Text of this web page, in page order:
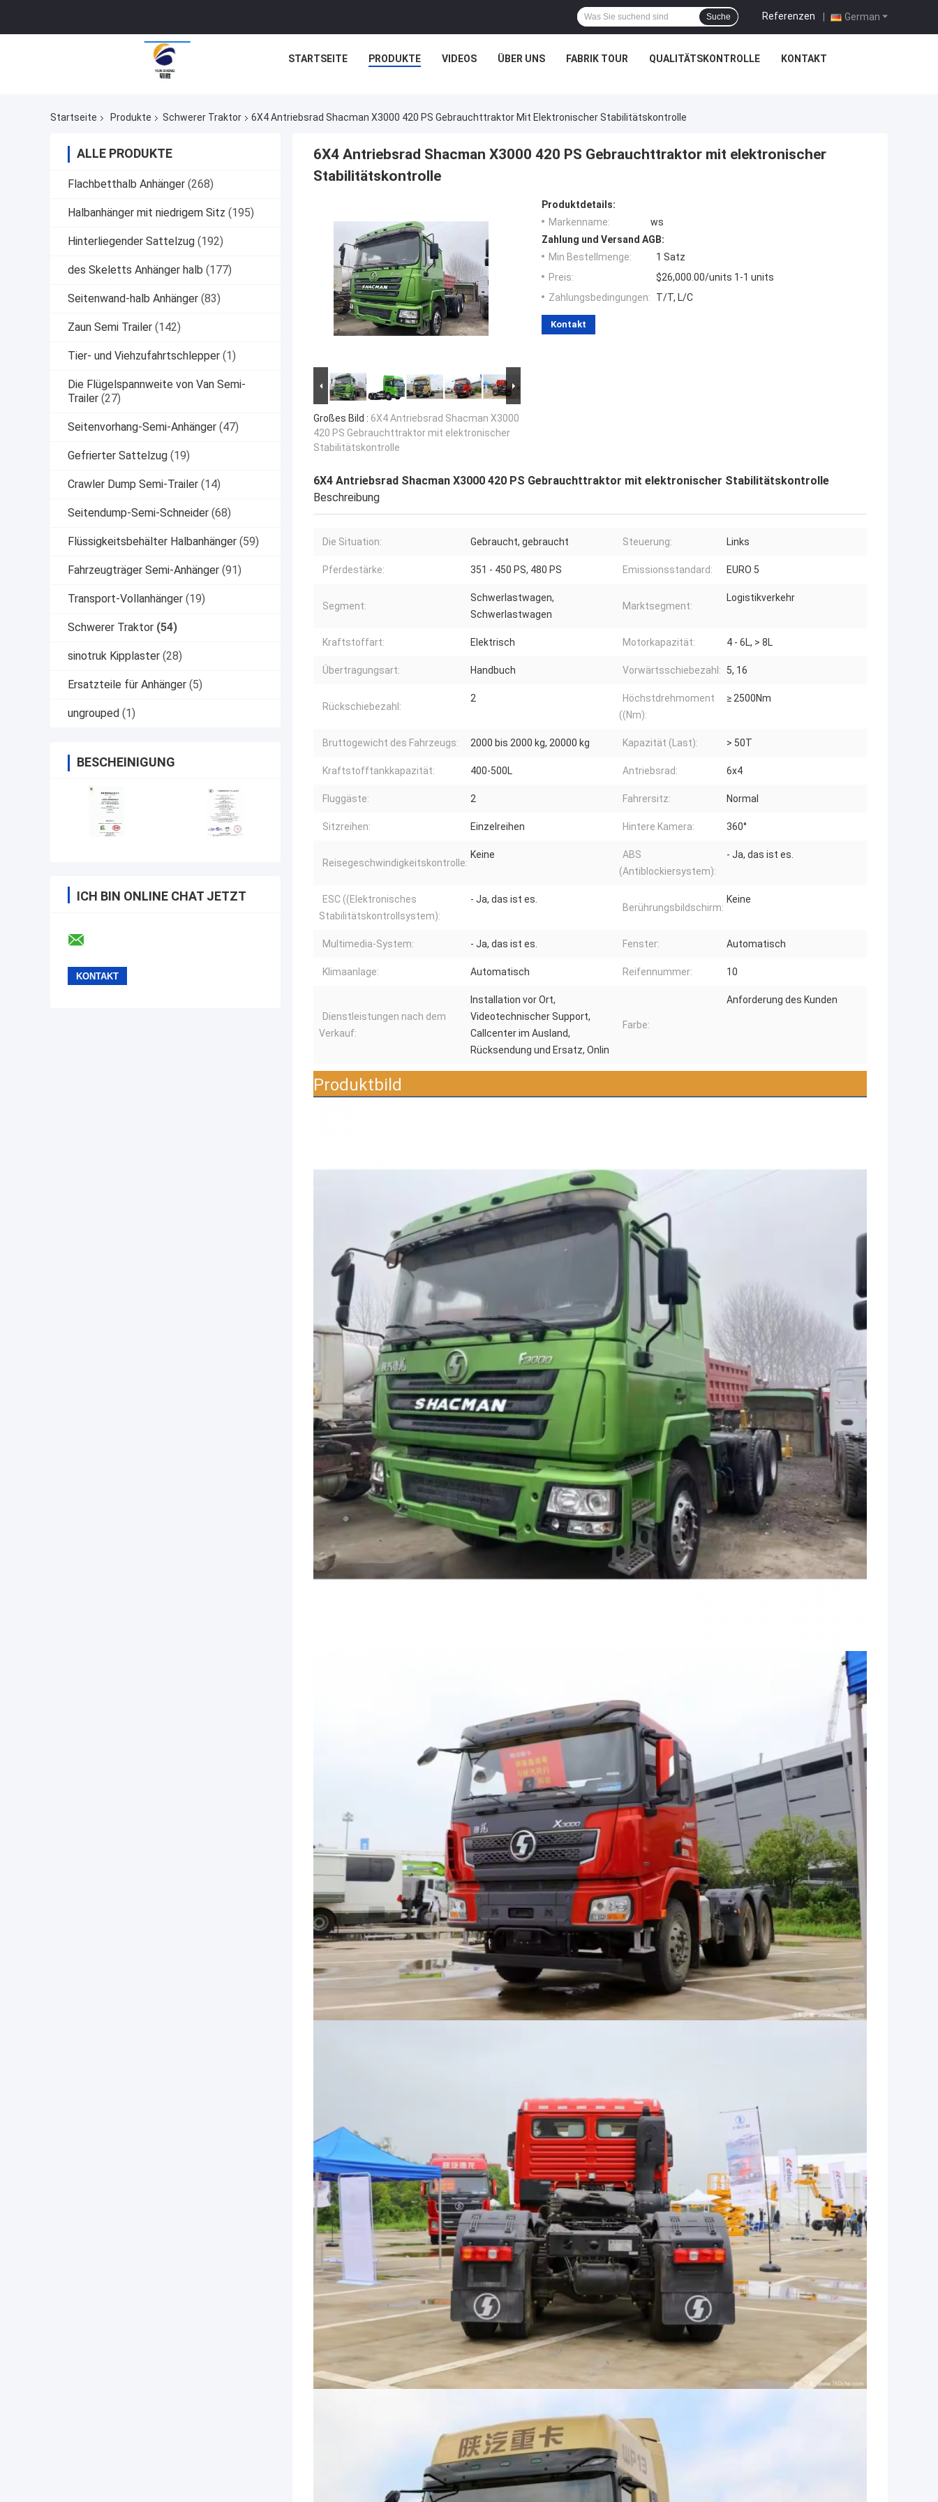
German
Referenzen |
Suche
STARTSEITE PRODUKTE VIDEOS ÜBER UNS FABRIK TOUR QUALITÄTSKONTROLLE KONTAKT
Startseite Produkte Schwerer Traktor 6X4 Antriebsrad Shacman X3000 420 PS Gebrauchttraktor Mit Elektronischer Stabilitätskontrolle
ALLE PRODUKTE
Flachbetthalb Anhänger (268)
Halbanhänger mit niedrigem Sitz (195)
Hinterliegender Sattelzug (192)
des Skeletts Anhänger halb (177)
Seitenwand-halb Anhänger (83)
Zaun Semi Trailer (142)
Tier- und Viehzufahrtschlepper (1)
Die Flügelspannweite von Van Semi-
Trailer (27)
Seitenvorhang-Semi-Anhänger (47)
Gefrierter Sattelzug (19)
Crawler Dump Semi-Trailer (14)
Seitendump-Semi-Schneider (68)
Flüssigkeitsbehälter Halbanhänger (59)
Fahrzeugträger Semi-Anhänger (91)
Transport-Vollanhänger (19)
Schwerer Traktor (54)
sinotruk Kipplaster (28)
Ersatzteile für Anhänger (5)
ungrouped (1)
BESCHEINIGUNG
ICH BIN ONLINE CHAT JETZT
6X4 Antriebsrad Shacman X3000 420 PS Gebrauchttraktor mit elektronischer
Stabilitätskontrolle
Großes Bild : 6X4 Antriebsrad Shacman X3000
420 PS Gebrauchttraktor mit elektronischer
Stabilitätskontrolle
Produktdetails:
Markenname:
ws
Zahlung und Versand AGB:
Min Bestellmenge:
1 Satz
Preis:
$26,000.00/units 1-1 units
Zahlungsbedingungen:
T/T, L/C
Kontakt
6X4 Antriebsrad Shacman X3000 420 PS Gebrauchttraktor mit elektronischer Stabilitätskontrolle
Beschreibung
Die Situation: Gebraucht, gebraucht Steuerung: Links
Pferdestärke: 351 - 450 PS, 480 PS Emissionsstandard: EURO 5
Segment:
Schwerlastwagen,
Schwerlastwagen
Marktsegment:
Logistikverkehr
Kraftstoffart: Elektrisch Motorkapazität: 4 - 6L, > 8L
Übertragungsart: Handbuch Vorwärtsschiebezahl: 5, 16
Rückschiebezahl:
2
Höchstdrehmoment
((Nm):
≥ 2500Nm
Bruttogewicht des Fahrzeugs: 2000 bis 2000 kg, 20000 kg Kapazität (Last): > 50T
Kraftstofftankkapazität: 400-500L Antriebsrad: 6x4
Fluggäste: 2 Fahrersitz: Normal
Sitzreihen: Einzelreihen Hintere Kamera: 360°
Reisegeschwindigkeitskontrolle:
Keine
ABS
(Antiblockiersystem):
- Ja, das ist es.
ESC ((Elektronisches
Stabilitätskontrollsystem):
- Ja, das ist es.
Berührungsbildschirm:
Keine
Multimedia-System: - Ja, das ist es. Fenster: Automatisch
Klimaanlage: Automatisch Reifennummer: 10
Dienstleistungen nach dem
Verkauf:
Installation vor Ort,
Videotechnischer Support,
Callcenter im Ausland,
Rücksendung und Ersatz, Onlin
Farbe:
Anforderung des Kunden
Produktbild